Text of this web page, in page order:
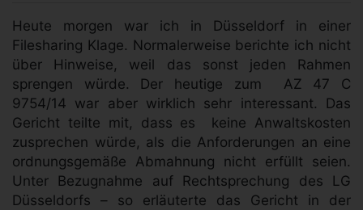
Heute morgen war ich in Düsseldorf in einer
Filesharing Klage. Normalerweise berichte ich nicht
über Hinweise, weil das sonst jeden Rahmen
sprengen würde. Der heutige zum AZ 47 C
9754/14 war aber wirklich sehr interessant. Das
Gericht teilte mit, dass es keine Anwaltskosten
zusprechen würde, als die Anforderungen an eine
ordnungsgemäße Abmahnung nicht erfüllt seien.
Unter Bezugnahme auf Rechtsprechung des LG
Düsseldorfs – so erläuterte das Gericht in der